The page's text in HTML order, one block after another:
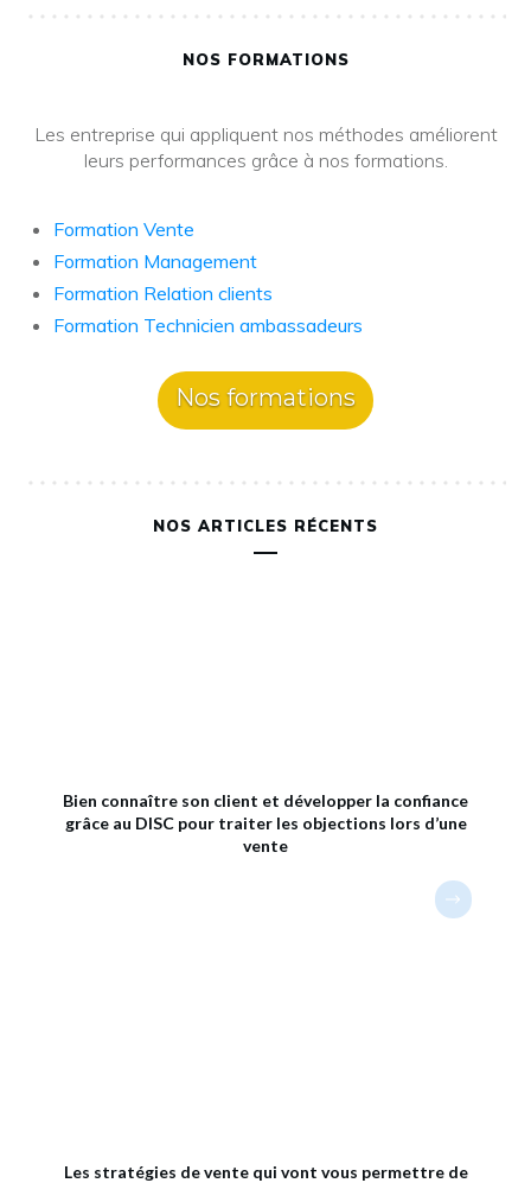
NOS FORMATIONS
Les entreprise qui appliquent nos méthodes améliorent
leurs performances grâce à nos formations.
Formation Vente
Formation Management
Formation Relation clients
Formation Technicien ambassadeurs
Nos formations
NOS ARTICLES RÉCENTS
Bien connaître son client et développer la confiance
grâce au DISC pour traiter les objections lors d’une
vente
Les stratégies de vente qui vont vous permettre de